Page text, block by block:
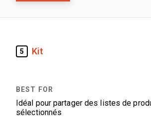
5 Kit
Idéal pour partager des listes de
sélectionnés